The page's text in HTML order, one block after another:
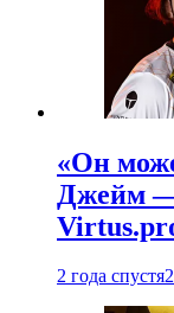
«Он
Джейм —
2 года спустя